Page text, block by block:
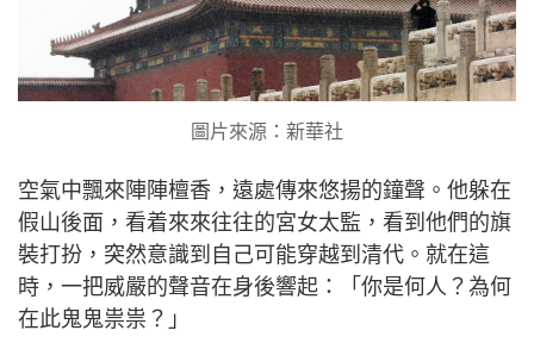
圖片來源：新華社
空氣中飄來陣陣檀香，遠處傳來悠揚的鐘聲。他躲在
假山後面，看着來來往往的宮女太監，看到他們的旗
裝打扮，突然意識到自己可能穿越到清代。就在這
時，一把威嚴的聲音在身後響起：「你是何人？為何
在此鬼鬼祟祟？」